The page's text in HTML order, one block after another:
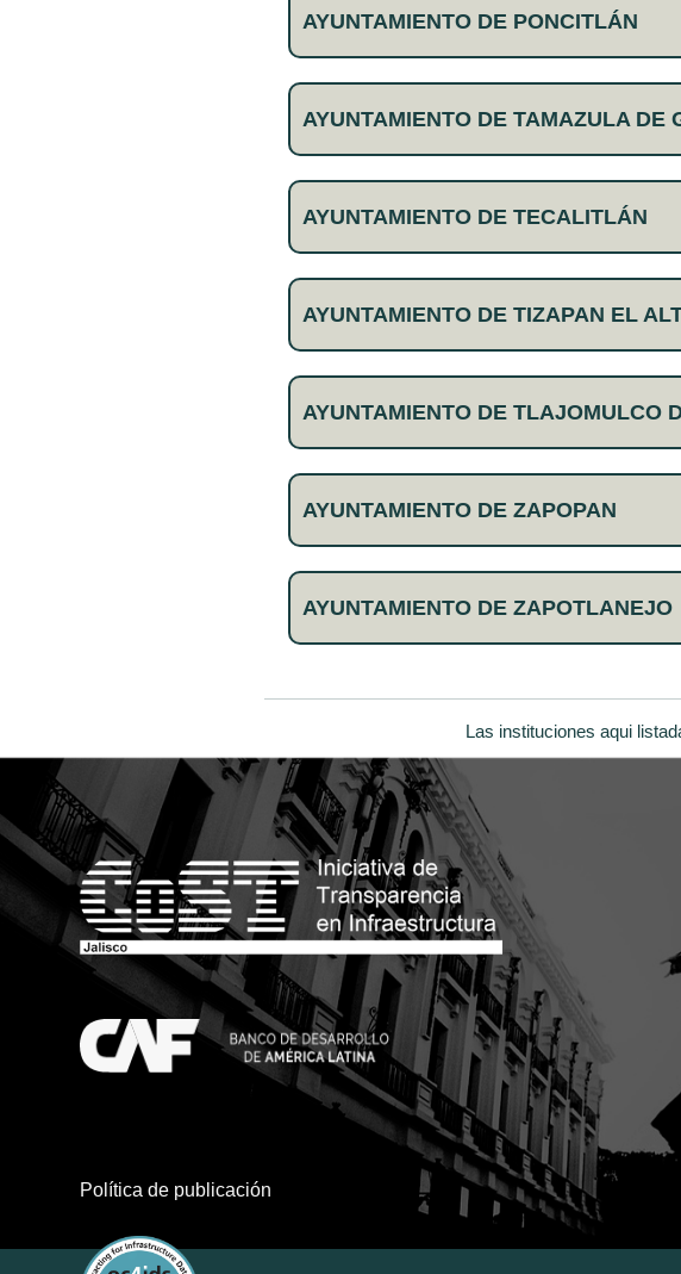
AYUNTAMIENTO DE PONCITLÁN
AYUNTAMIENTO DE TAMAZULA DE
AYUNTAMIENTO DE TECALITLÁN
AYUNTAMIENTO DE TIZAPAN EL
AYUNTAMIENTO DE TLAJOMULCO
AYUNTAMIENTO DE ZAPOPAN
AYUNTAMIENTO DE ZAPOTLANEJO
Las instituciones aqui
Política de publicación